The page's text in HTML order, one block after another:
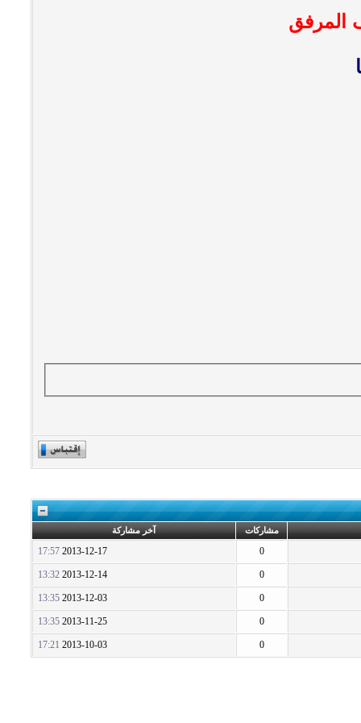
المرفق
مشاركات آخر مشاركة
0
2013-12-17
17:57
0
2013-12-14
13:32
0
2013-12-03
13:35
0
2013-11-25
13:35
0
2013-10-03
17:21